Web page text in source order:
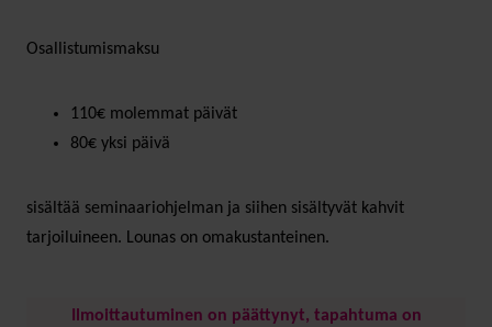
Osallistumismaksu
110€ molemmat päivät
80€ yksi päivä
sisältää seminaariohjelman ja siihen sisältyvät kahvit
tarjoiluineen. Lounas on omakustanteinen.
Ilmoittautuminen on päättynyt, tapahtuma on